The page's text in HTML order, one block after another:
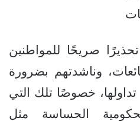
صريحًا للمواطنين
وناشدتهم بضرورة
تداولها، خصوصًا تلك التي
الحساسة مثل